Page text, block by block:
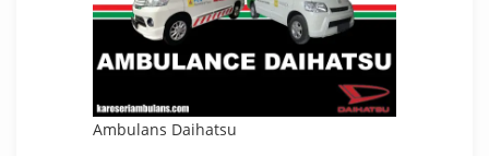
Ambulans Daihatsu